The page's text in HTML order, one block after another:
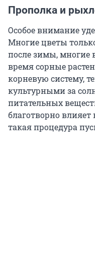
Прополка и
Особое внимание
Многие цветы
после зимы, многие
время сорные
корневую систему,
культурными за
питательных
благотворно влияет
такая процедура